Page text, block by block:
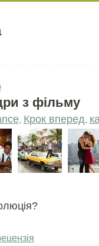
з фільму
, Крок вперед,